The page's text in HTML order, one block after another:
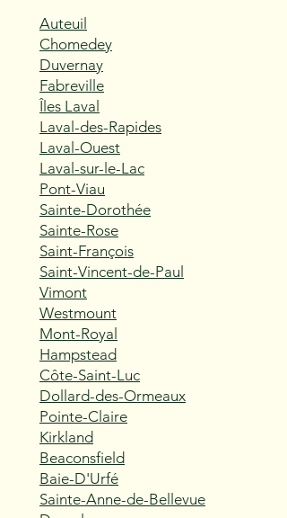
Auteuil
Chomedey
Duvernay
Fabreville
Îles Laval
Laval-des-Rapides
Laval-Ouest
Laval-sur-le-Lac
Pont-Viau
Sainte-Dorothée
Sainte-Rose
Saint-François
Saint-Vincent-de-Paul
Vimont
Westmount
Mont-Royal
Hampstead
Côte-Saint-Luc
Dollard-des-Ormeaux
Pointe-Claire
Kirkland
Beaconsfield
Baie-D'Urfé
Sainte-Anne-de-Bellevue